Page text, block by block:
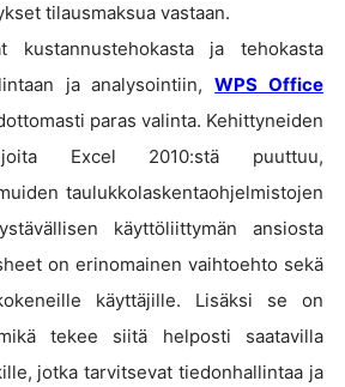
tilausmaksua vastaan.
kustannustehokasta ja tehokasta
ja analysointiin,WPS Office
paras valinta. Kehittyneiden
joita Excel 2010:stä puuttuu,
taulukkolaskentaohjelmistojen
käyttöliittymän ansiosta
on erinomainen vaihtoehto sekä
käyttäjille. Lisäksi se on
tekee siitä helposti saatavilla
jotka tarvitsevat tiedonhallintaa ja